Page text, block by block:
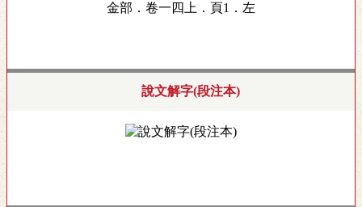
金部．卷一四上．頁1．左
說文解字(段注本)